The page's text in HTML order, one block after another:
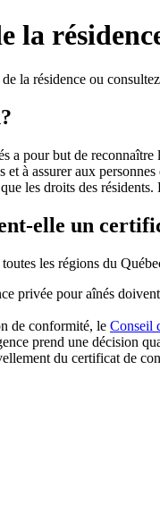
la
la résidence ou
a pour but de
et à assurer aux
les droits des
elle un
les régions du
privée pour aînés
de conformité, le Conseil
prend une décision
du certificat de